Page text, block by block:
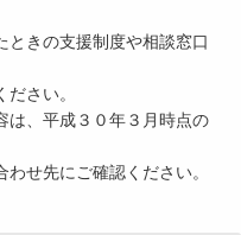
ときの支援制度や相談窓口
さい。
、平成３０年３月時点の
せ先にご確認ください。